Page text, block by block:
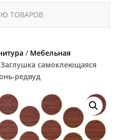
ТОВАРОВ
/ Мебельная
самоклеющаяся
редвуд